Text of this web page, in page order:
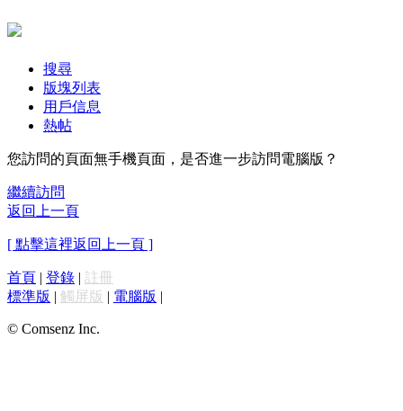
搜尋
版塊列表
用戶信息
熱帖
您訪問的頁面無手機頁面，是否進一步訪問電腦版？
繼續訪問
返回上一頁
[ 點擊這裡返回上一頁 ]
首頁 | 登錄 | 註冊
標準版 | 觸屏版 | 電腦版 |
© Comsenz Inc.